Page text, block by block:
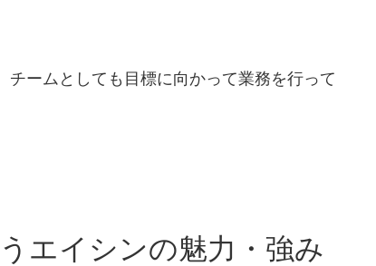
ームとしても目標に向かって業務を行って
エイシンの魅力・強み